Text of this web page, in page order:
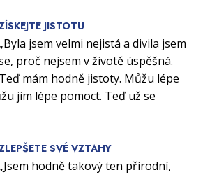
JISTOTU
jsem velmi nejistá a divila jsem
proč nejsem v životě úspěšná.
Teď mám hodně jistoty. Můžu lépe
jim lépe pomoct. Teď už se
SVÉ VZTAHY
hodně takový ten přírodní,